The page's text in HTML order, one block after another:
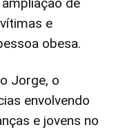
e
obesa.
Jorge, o
envolvendo
e jovens no